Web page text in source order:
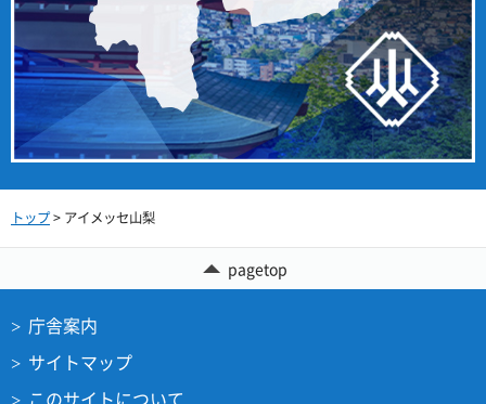
トップ> アイメッセ山梨
pagetop
庁舎案内
サイトマップ